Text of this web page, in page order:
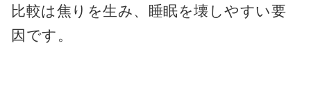
比較は焦りを生み、睡眠を壊しやすい要
因です。